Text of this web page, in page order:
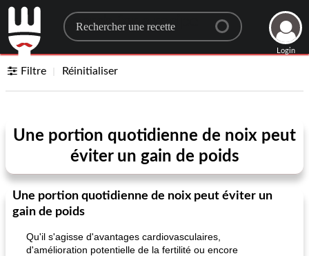
Search for a recipe
Login
Filtre Réinitialiser
Une portion quotidienne de noix peut
éviter un gain de poids
Une portion quotidienne de noix peut éviter un
gain de poids
Qu'il s'agisse d'avantages cardiovasculaires,
d'amélioration potentielle de la fertilité ou encore